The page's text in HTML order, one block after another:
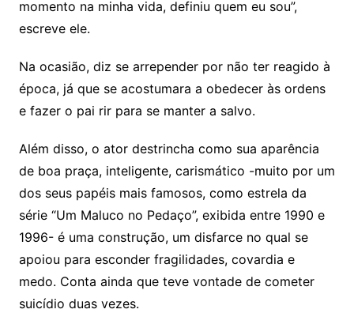
momento na minha vida, definiu quem eu sou”,
escreve ele.
Na ocasião, diz se arrepender por não ter reagido à
época, já que se acostumara a obedecer às ordens
e fazer o pai rir para se manter a salvo.
Além disso, o ator destrincha como sua aparência
de boa praça, inteligente, carismático -muito por um
dos seus papéis mais famosos, como estrela da
série “Um Maluco no Pedaço”, exibida entre 1990 e
1996- é uma construção, um disfarce no qual se
apoiou para esconder fragilidades, covardia e
medo. Conta ainda que teve vontade de cometer
suicídio duas vezes.